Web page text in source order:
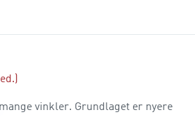
vinkler. Grundlaget er nyere